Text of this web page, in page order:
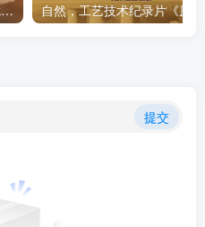
社会生活纪录片《马加拉 Makala》下载
提交